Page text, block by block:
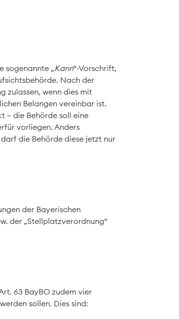
sogenannte „Kann“-Vorschrift,
Nach der
zulassen, wenn dies mit
Belangen vereinbar ist.
– die Behörde soll eine
vorliegen. Anders
die Behörde diese jetzt nur
der Bayerischen
der „Stellplatzverordnung“
63 BayBO zudem vier
sollen. Dies sind: